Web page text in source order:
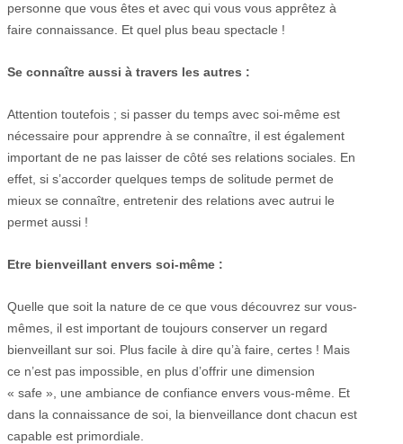
personne que vous êtes et avec qui vous vous apprêtez à
faire connaissance. Et quel plus beau spectacle !
Se connaître aussi à travers les autres :
Attention toutefois ; si passer du temps avec soi-même est
nécessaire pour apprendre à se connaître, il est également
important de ne pas laisser de côté ses relations sociales. En
effet, si s’accorder quelques temps de solitude permet de
mieux se connaître, entretenir des relations avec autrui le
permet aussi !
Etre bienveillant envers soi-même :
Quelle que soit la nature de ce que vous découvrez sur vous-
mêmes, il est important de toujours conserver un regard
bienveillant sur soi. Plus facile à dire qu’à faire, certes ! Mais
ce n’est pas impossible, en plus d’offrir une dimension
« safe », une ambiance de confiance envers vous-même. Et
dans la connaissance de soi, la bienveillance dont chacun est
capable est primordiale.